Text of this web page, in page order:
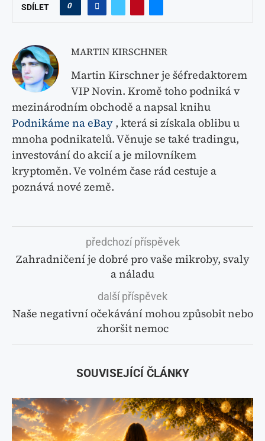
SDÍLET 0
MARTIN KIRSCHNER
Martin Kirschner je šéfredaktorem
VIP Novin. Kromě toho podniká v
mezinárodním obchodě a napsal knihu
Podnikáme na eBay , která si získala oblibu u
mnoha podnikatelů. Věnuje se také tradingu,
investování do akcií a je milovníkem
kryptoměn. Ve volném čase rád cestuje a
poznává nové země.
předchozí příspěvek
Zahradničení je dobré pro vaše mikroby, svaly
a náladu
další příspěvek
Naše negativní očekávání mohou způsobit nebo
zhoršit nemoc
SOUVISEJÍCÍ ČLÁNKY